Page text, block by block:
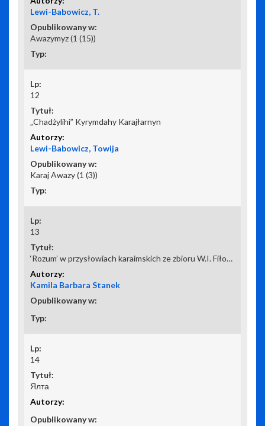
Lewi-Babowicz, T.
Awazymyz (1 (15))
12
„Chadżylihi” Kyrymdahy Karajłarnyn
Lewi-Babowicz, Towija
Karaj Awazy (1 (3))
13
‘Rozum’ w przysłowiach karaimskich ze zbioru W.I. Fiłonienki Аталар созы przepisanego przez Josifa Kefelego
Kamila Barbara Stanek
14
Ялта